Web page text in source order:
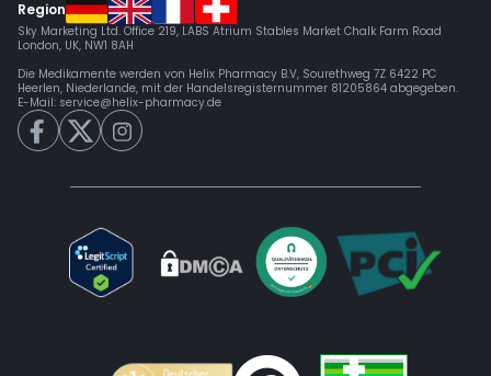
Region
Sky Marketing Ltd. Office 219, LABS Atrium Stables Market Chalk Farm Road
London, UK, NW1 8AH
Die Medikamente werden von Helix Pharmacy B.V, Sourethweg 7Z 6422 PC
Heerlen, Niederlande, mit der Handelsregisternummer 81205864 abgegeben.
E-Mail: service@helix-pharmacy.de